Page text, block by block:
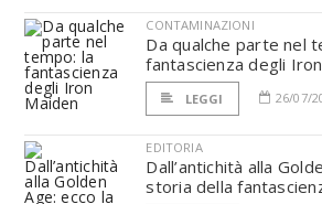
CONTAMINAZIONI
Da qualche parte nel
fantascienza degli
LEGGI 26/07/
EDITORIA
Dall’antichità alla
storia della